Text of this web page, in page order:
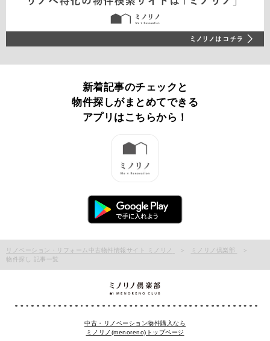
新着記事のチェックと
物件探しがまとめてできる
アプリはこちらから！
リノベーション・リフォーム中古物件情報サイト ミノリノ
ミノリノ倶楽部
物件探し 記事一覧
中古・リノベーション物件購入なら
ミノリノ(menoreno)トップページ